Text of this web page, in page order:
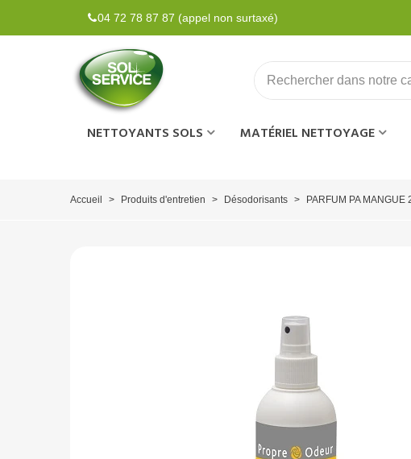
04 72 78 87 87 (appel non surtaxé)
NETTOYANTS SOLS MATÉRIEL NETTOYAGE
Accueil > Produits d'entretien > Désodorisants > PARFUM PA MANGUE